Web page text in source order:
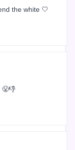
the white 🤍